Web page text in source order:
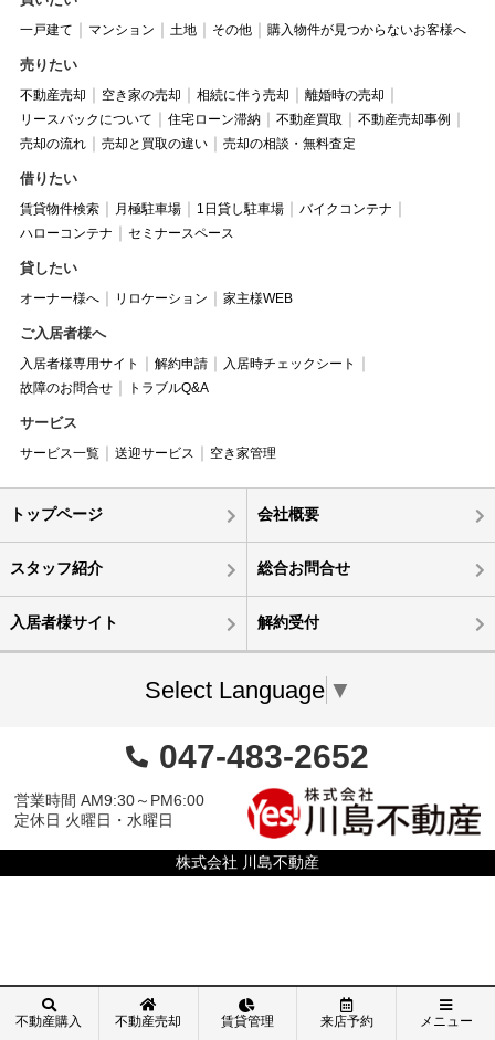
一戸建て マンション 土地 その他 購入物件が見つからないお客様へ
売りたい
不動産売却 空き家の売却 相続に伴う売却
離婚時の売却
リースバックについて
住宅ローン滞納 不動産買取
不動産売却事例
売却の流れ
売却と買取の違い 売却の相談・無料査定
借りたい
賃貸物件検索 月極駐車場 1日貸し駐車場
バイクコンテナ
ハローコンテナ
セミナースペース
貸したい
オーナー様へ リロケーション 家主様WEB
ご入居者様へ
入居者様専用サイト 解約申請
入居時チェックシート
故障のお問合せ
トラブルQ&A
サービス
サービス一覧 送迎サービス 空き家管理
トップページ 会社概要
スタッフ紹介 総合お問合せ
入居者様サイト 解約受付
Select Language ▼
047-483-2652
営業時間 AM9:30～PM6:00
定休日 火曜日・水曜日
株式会社 川島不動産
不動産購入 不動産売却 賃貸管理 来店予約 メニュー